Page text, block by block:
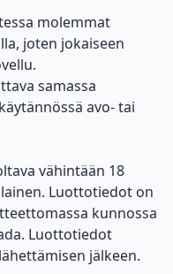
molemmat
joten jokaiseen
samassa
avo- tai
vähintään 18
Luottotiedot on
kunnossa
Luottotiedot
jälkeen.